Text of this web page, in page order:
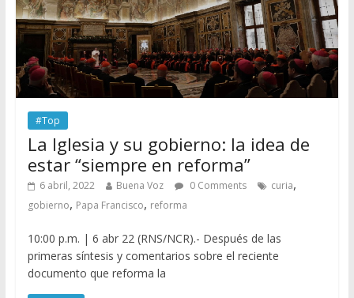
#Top
La Iglesia y su gobierno: la idea de
estar “siempre en reforma”
6 abril, 2022 Buena Voz 0 Comments curia,
gobierno, Papa Francisco, reforma
10:00 p.m. | 6 abr 22 (RNS/NCR).- Después de las
primeras síntesis y comentarios sobre el reciente
documento que reforma la